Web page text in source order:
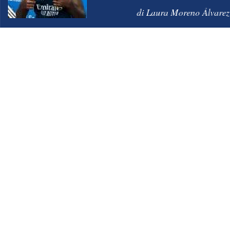
di Laura Moreno Álvarez